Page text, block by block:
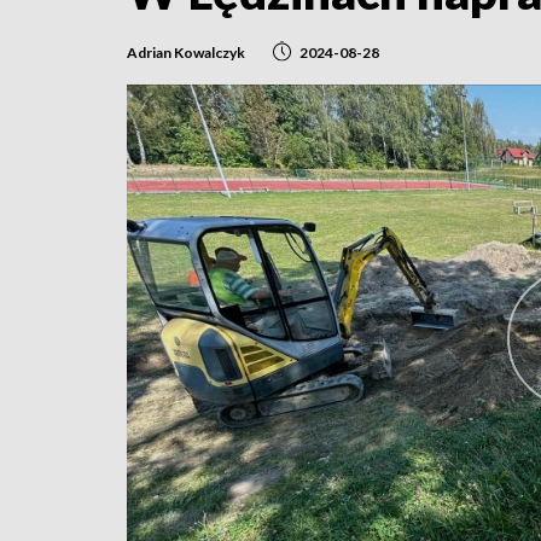
Adrian Kowalczyk 2024-08-28